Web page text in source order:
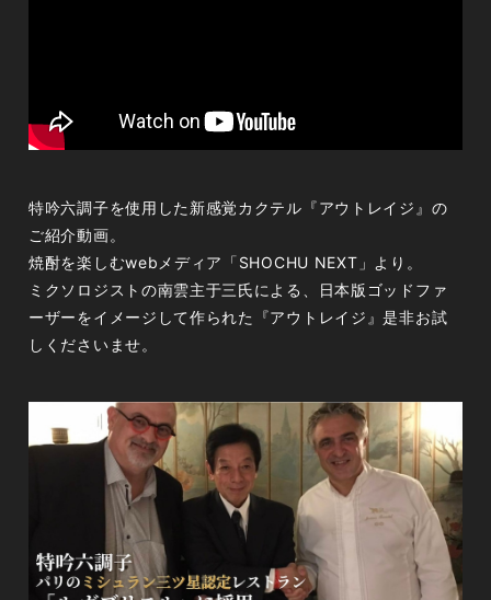
特吟六調子を使用した新感覚カクテル『アウトレイジ』の
ご紹介動画。
焼酎を楽しむwebメディア「SHOCHU NEXT」より。
ミクソロジストの南雲主于三氏による、日本版ゴッドファ
ーザーをイメージして作られた『アウトレイジ』是非お試
しくださいませ。